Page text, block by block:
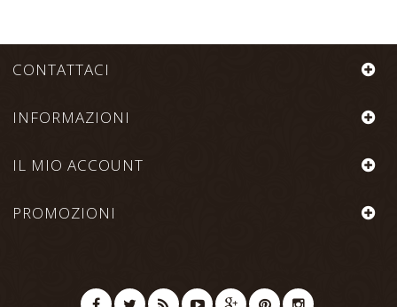
CONTATTACI
INFORMAZIONI
IL MIO ACCOUNT
PROMOZIONI